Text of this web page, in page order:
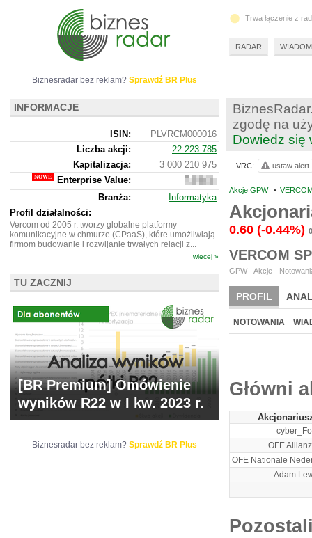
zgodę na
Dowiedz się
Akcje GPW •
0.60 (-0.44%)
VERCOM
GPW - Akcje -
PROFIL
WYCENA BR
NOTOWANIA
Główni
OFE
OFE Nationale
Adam
VRC: ustaw alert
Biznesradar bez reklam? Sprawdź BR Plus
INFORMACJE
ISIN:
PLVRCM000016
Liczba akcji:
22 223 785
Kapitalizacja:
3 000 210 975
Enterprise Value:
2
978
382
Branża:
Informatyka
Profil działalności:
Vercom od 2005 r. tworzy globalne platformy
komunikacyjne w chmurze (CPaaS), które umożliwiają
firmom budowanie i rozwijanie trwałych relacji z...
więcej »
TU ZACZNIJ
[BR Premium] Omówienie
wyników R22 w I kw. 2023 r.
Biznesradar bez reklam? Sprawdź BR Plus
Trwa łączenie z
RADAR